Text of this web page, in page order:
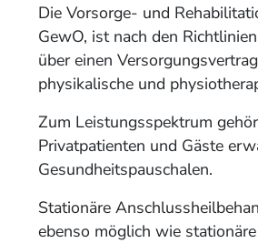
Die Vorsorge- und
GewO, ist nach den
über einen
physikalische und
Zum Leistungsspektrum
Privatpatienten und Gäste
Gesundheitspauschalen.
Stationäre
ebenso möglich wie